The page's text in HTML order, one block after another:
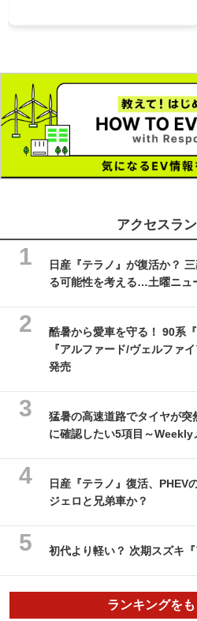
アクセスラ
日産『テラノ』が復活か？
る可能性を考える…土曜ニュ
酷暑から愛車を守る！ 90系
『アルファード/ヴェルファ
発売
猛暑の高速道路でタイヤが
に確認したい5項目～Weekly
日産『テラノ』復活、PHEV
ジェロと兄弟車か？
初代より軽い？ 次期スズキ
ランキングを